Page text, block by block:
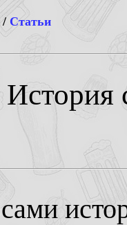
/ Статьи
История